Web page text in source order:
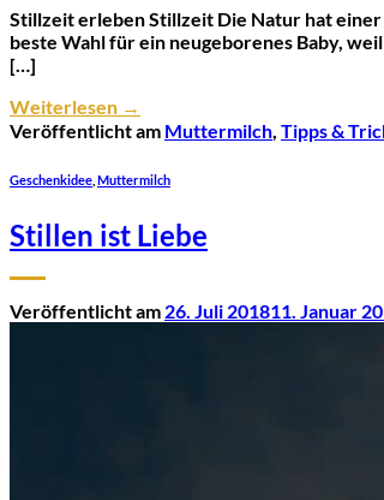
Stillzeit erleben Stillzeit Die Natur hat
beste Wahl für ein neugeborenes Baby,
[…]
Weiterlesen →
Veröffentlicht am Muttermilch Tipps &
Geschenkidee Muttermilch
Stillen ist Liebe
Veröffentlicht am 26. Juli 201811. Januar